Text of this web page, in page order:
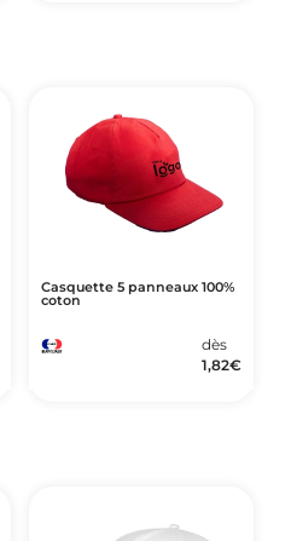
Casquette 5 panneaux 100%
coton
dès
1,82€